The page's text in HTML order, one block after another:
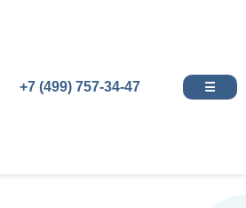
+7 (499) 757-34-47 ☰